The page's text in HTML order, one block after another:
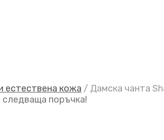
естествена кожа / Дамска чанта
поръчка!